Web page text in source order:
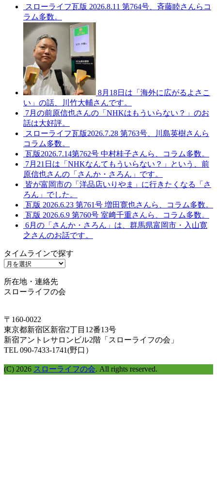
スローライフ瓦版 2026.8.11 第764号、斉藤睦さんらコ
ラム多数。
8月18日は「海外に広がるよさこ
い」の話、川竹大輔さんです。
7月の前原信也さんの「NHKはもういらない？」のお
話は大好評。
スローライフ瓦版2026.7.28 第763号、川島英樹さんら
コラム多数。
瓦版2026.7.14第762号 中村桂子さんら、コラム多数。
7月21日は「NHKなんてもういらない？」という、前
原信也さんの「さんか・さろん」です。
皆が富岡市の「洋品店いりやま」に行きたくなる「さ
ろん」でした。
瓦版 2026.6.23 第761号 増田寛也さんら、コラム多数。
瓦版 2026.6.9 第760号 室﨑千重さんら、コラム多数。
6月の「さんか・さろん」は、群馬県富岡市・入山寛
之さんのお話です。
タイムラインで探す
タ
ム
ラ
で
探
す
所在地・連絡先
スローライフの会
〒160-0022
東京都新宿区新宿2丁目12番13号
新宿アントレサロンビル2階「スローライフの会」
TEL 090-7433-1741(野口）
(C) 2026 スローライフの会. All rights reserved.